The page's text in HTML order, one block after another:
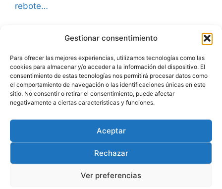
Gestionar consentimiento
Para ofrecer las mejores experiencias, utilizamos tecnologías como las
cookies para almacenar y/o acceder a la información del dispositivo. El
consentimiento de estas tecnologías nos permitirá procesar datos como
el comportamiento de navegación o las identificaciones únicas en este
sitio. No consentir o retirar el consentimiento, puede afectar
negativamente a ciertas características y funciones.
Aceptar
Rechazar
Ver preferencias
rebote…
Advertencia
Política de privacidad
Aviso legal
Política de cookies